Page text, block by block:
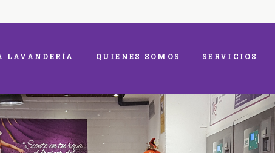
LAVANDERÍA QUIENES SOMOS SERVICIOS